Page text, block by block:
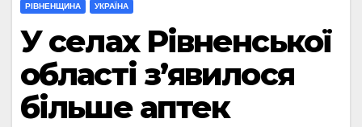
РІВНЕНЩИНА УКРАЇНА
У селах Рівненської
області з’явилося
більше аптек